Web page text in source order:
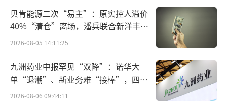
统“铺货—动销—补货”的路径开始变得更复
杂。
张亚苹也多次强调经销商角色变化。她曾
表示，李锦记对经销商的定位并非单纯货品分
销，而是“全域服务商”，承担物流履约、场
景化营销等线上线下一体化运营职能。
贝肯能源二次“易主”：原实控人溢价
40%“清仓”离场，潘兵联合新洋丰、
宏科百世拟入主
2026-08-05 14:11:25
九洲药业中报罕见“双降”：诺华大
单“退潮”、新业务难“接棒”，四大
难关待闯
2026-08-06 09:44:11